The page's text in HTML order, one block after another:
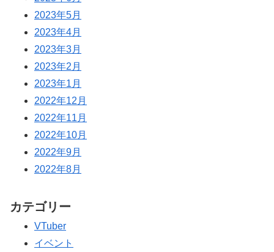
2023年5月
2023年4月
2023年3月
2023年2月
2023年1月
2022年12月
2022年11月
2022年10月
2022年9月
2022年8月
カテゴリー
VTuber
イベント